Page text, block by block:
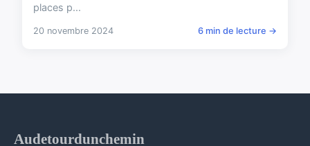
places p...
20 novembre 2024 6 min de lecture →
Audetourdunchemin